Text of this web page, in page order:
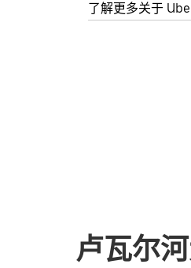
了解更多关于
卢瓦尔